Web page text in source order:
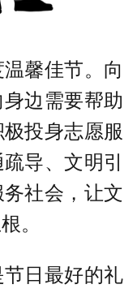
馨佳节。向
边需要帮助
投身志愿服
导、文明引
社会，让文
。
日最好的礼